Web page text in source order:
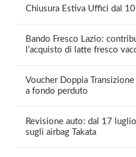
Chiusura Estiva Uffici dal
Bando Fresco Lazio:
l’acquisto di latte fresco
Voucher Doppia
a fondo perduto
Revisione auto: dal 17
sugli airbag Takata